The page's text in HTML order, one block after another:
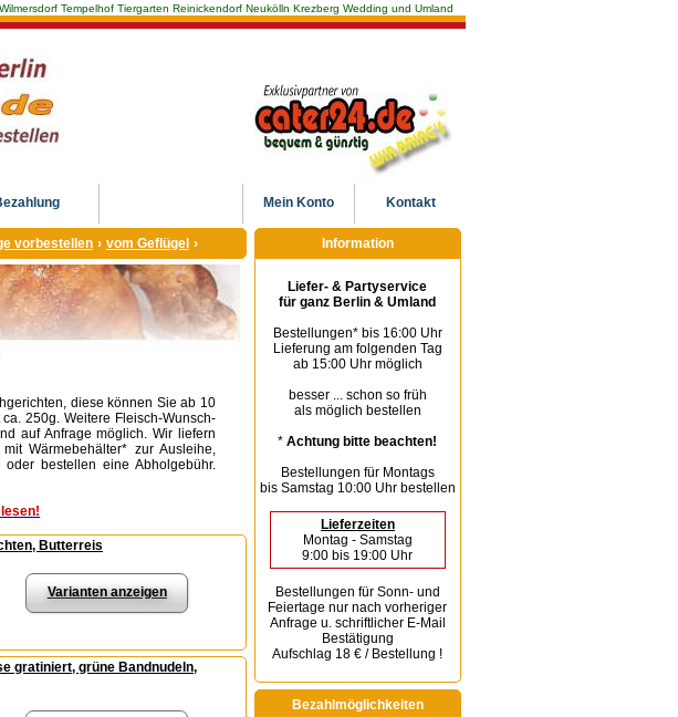
Tempelhof Tiergarten Reinickendorf Neukölln Krezberg Wedding und Umland
Kontakt
Mein Konto
vorbestellen › vom Geflügel ›
diese können Sie ab 10
250g. Weitere Fleisch-Wunsch-
auf Anfrage möglich. Wir liefern
Wärmebehälter* zur Ausleihe,
bestellen eine Abholgebühr.
Butterreis
Varianten anzeigen
gratiniert, grüne Bandnudeln,
Information
Liefer- & Partyservice
für ganz Berlin & Umland
Bestellungen* bis 16:00 Uhr
Lieferung am folgenden Tag
ab 15:00 Uhr möglich
besser ... schon so früh
als möglich bestellen
*Achtung bitte beachten!
Bestellungen für Montags
bis Samstag 10:00 Uhr bestellen
Lieferzeiten
Montag - Samstag
9:00 bis 19:00 Uhr
Bestellungen für Sonn- und
Feiertagenur nach vorheriger
Anfrage u. schriftlicher E-Mail
Bestätigung
Aufschlag 18 € / Bestellung !
Bezahlmöglichkeiten